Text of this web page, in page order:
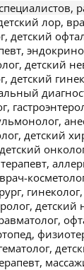
лор,
детский
детский
детский
детский